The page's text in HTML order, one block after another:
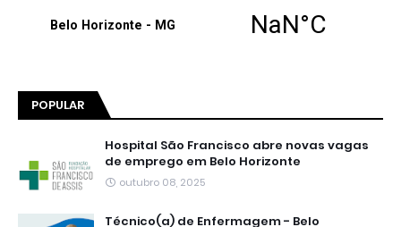
POPULAR
Hospital São Francisco abre novas vagas
de emprego em Belo Horizonte
outubro 08, 2025
Técnico(a) de Enfermagem - Belo